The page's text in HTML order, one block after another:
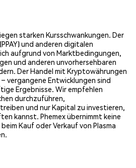
starken Kursschwankungen. Der
und anderen digitalen
aufgrund von Marktbedingungen,
und anderen unvorhersehbaren
Der Handel mit Kryptowährungen
vergangene Entwicklungen sind
Ergebnisse. Wir empfehlen
durchzuführen,
und nur Kapital zu investieren,
kannst. Phemex übernimmt keine
Kauf oder Verkauf von Plasma